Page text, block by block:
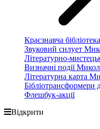
Краєзнавча бібліотека
Звуковий силует
Літературно-
Визначні події
Літературна карта
Бібліотрансформери
Флешбук-акції
Відкрити